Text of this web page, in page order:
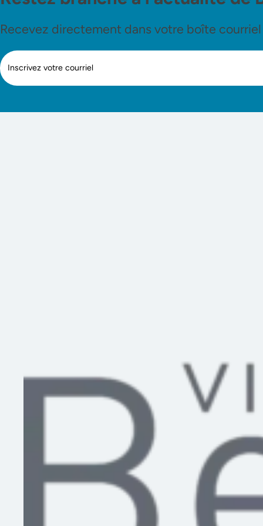
Recevez directement dans votre boîte